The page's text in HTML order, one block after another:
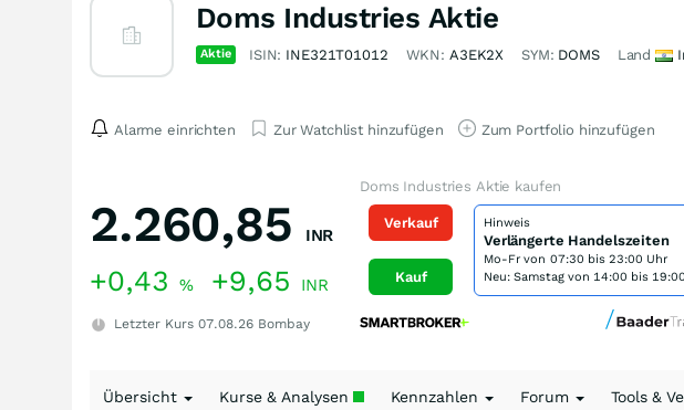
Doms Industries Aktie
Aktie ISIN: INE321T01012 WKN: A3EK2X SYM: DOMS Land
Alarme einrichten Zur Watchlist hinzufügen Zum Portfolio hinzufügen
2.260,85 INR
+0,43 % +9,65 INR
Letzter Kurs 07.08.26 Bombay
Doms Industries Aktie kaufen
Verkauf
Kauf
Hinweis
Verlängerte Handelszeiten
Mo-Fr von 07:30 bis 23:00 Uhr
Neu: Samstag von 14:00 bis
Übersicht Kurse & Analysen Kennzahlen Forum Tools &